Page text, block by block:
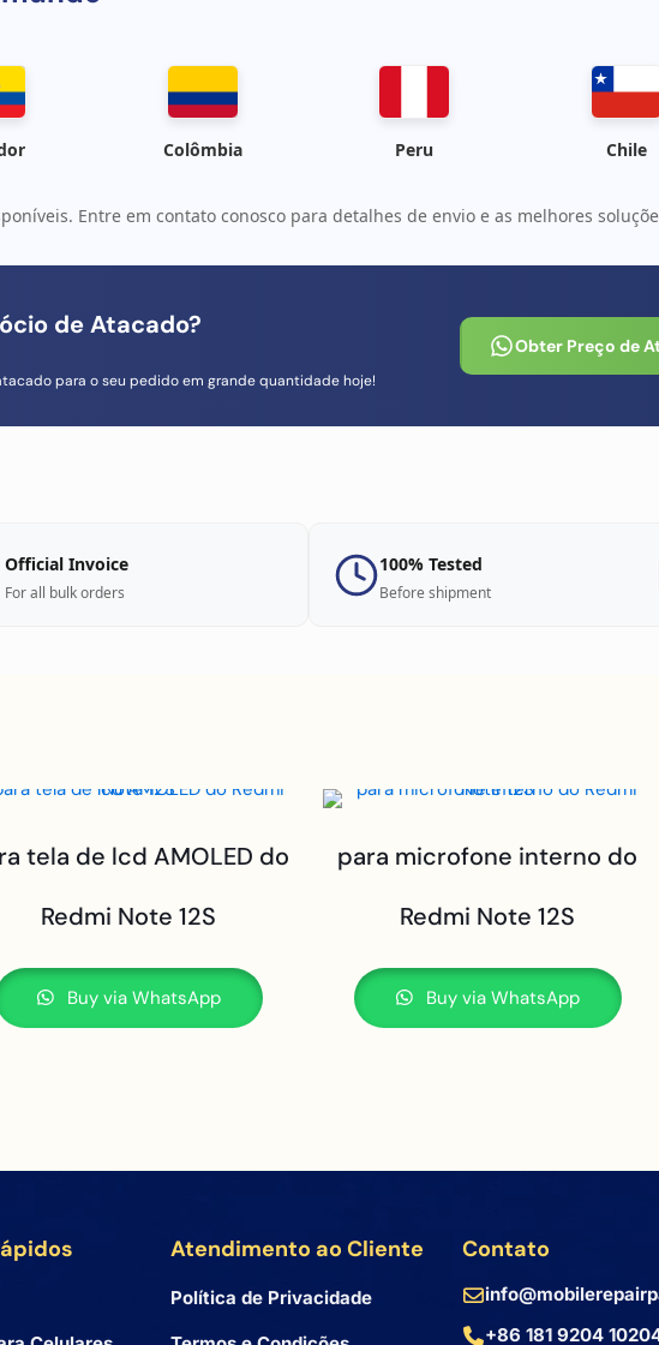
Colômbia Peru Chile
Entre em contato conosco para detalhes de envio e as melhores
de Atacado?
para o seu pedido em grande quantidade hoje!
Obter Preço de
Official Invoice
For all bulk orders
100% Tested
Before shipment
tela de lcd AMOLED do
Redmi Note 12S
Buy via WhatsApp
para microfone interno do
Redmi Note 12S
Buy via WhatsApp
Atendimento ao Cliente
Política de Privacidade
Contato
+86 181 9204